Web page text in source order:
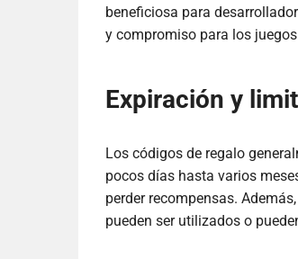
beneficiosa para
y compromiso para los
Expiración y
Los códigos de regalo
pocos días hasta varios
perder recompensas.
pueden ser utilizados o